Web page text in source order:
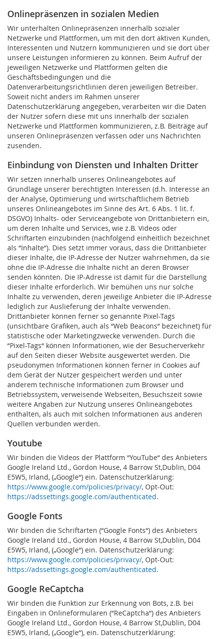
Onlinepräsenzen in sozialen Medien
Wir unterhalten Onlinepräsenzen innerhalb sozialer
Netzwerke und Plattformen, um mit den dort aktiven Kunden,
Interessenten und Nutzern kommunizieren und sie dort über
unsere Leistungen informieren zu können. Beim Aufruf der
jeweiligen Netzwerke und Plattformen gelten die
Geschäftsbedingungen und die
Datenverarbeitungsrichtlinien deren jeweiligen Betreiber.
Soweit nicht anders im Rahmen unserer
Datenschutzerklärung angegeben, verarbeiten wir die Daten
der Nutzer sofern diese mit uns innerhalb der sozialen
Netzwerke und Plattformen kommunizieren, z.B. Beiträge auf
unseren Onlinepräsenzen verfassen oder uns Nachrichten
zusenden.
Einbindung von Diensten und Inhalten Dritter
Wir setzen innerhalb unseres Onlineangebotes auf
Grundlage unserer berechtigten Interessen (d.h. Interesse an
der Analyse, Optimierung und wirtschaftlichem Betrieb
unseres Onlineangebotes im Sinne des Art. 6 Abs. 1 lit. f.
DSGVO) Inhalts- oder Serviceangebote von Drittanbietern ein,
um deren Inhalte und Services, wie z.B. Videos oder
Schriftarten einzubinden (nachfolgend einheitlich bezeichnet
als “Inhalte“). Dies setzt immer voraus, dass die Drittanbieter
dieser Inhalte, die IP-Adresse der Nutzer wahrnehmen, da sie
ohne die IP-Adresse die Inhalte nicht an deren Browser
senden könnten. Die IP-Adresse ist damit für die Darstellung
dieser Inhalte erforderlich. Wir bemühen uns nur solche
Inhalte zu verwenden, deren jeweilige Anbieter die IP-Adresse
lediglich zur Auslieferung der Inhalte verwenden.
Drittanbieter können ferner so genannte Pixel-Tags
(unsichtbare Grafiken, auch als “Web Beacons“ bezeichnet) für
statistische oder Marketingzwecke verwenden. Durch die
“Pixel-Tags“ können Informationen, wie der Besucherverkehr
auf den Seiten dieser Website ausgewertet werden. Die
pseudonymen Informationen können ferner in Cookies auf
dem Gerät der Nutzer gespeichert werden und unter
anderem technische Informationen zum Browser und
Betriebssystem, verweisende Webseiten, Besuchszeit sowie
weitere Angaben zur Nutzung unseres Onlineangebotes
enthalten, als auch mit solchen Informationen aus anderen
Quellen verbunden werden.
Youtube
Wir binden die Videos der Plattform “YouTube“ des Anbieters
Google Ireland Ltd., Gordon House, 4 Barrow St,Dublin, D04
E5W5, Irland, („Google“) ein. Datenschutzerklärung:
https://www.google.com/policies/privacy/, Opt-Out:
https://adssettings.google.com/authenticated.
Google Fonts
Wir binden die Schriftarten (“Google Fonts“) des Anbieters
Google Ireland Ltd., Gordon House, 4 Barrow St,Dublin, D04
E5W5, Irland, („Google“) ein. Datenschutzerklärung:
https://www.google.com/policies/privacy/, Opt-Out:
https://adssettings.google.com/authenticated.
Google ReCaptcha
Wir binden die Funktion zur Erkennung von Bots, z.B. bei
Eingaben in Onlineformularen (“ReCaptcha“) des Anbieters
Google Ireland Ltd., Gordon House, 4 Barrow St,Dublin, D04
E5W5, Irland, („Google“), ein. Datenschutzerklärung: